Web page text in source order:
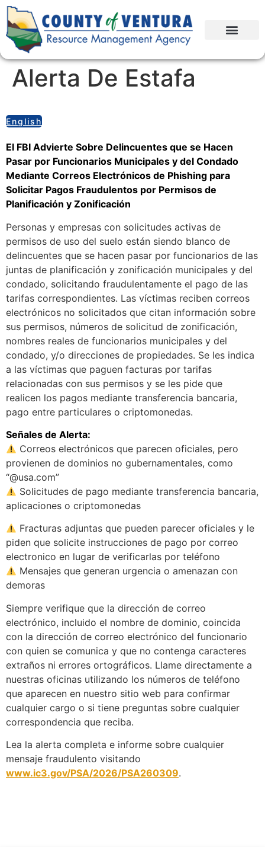
Alerta De Estafa
English
El FBI Advierte Sobre Delincuentes que se Hacen
Pasar por Funcionarios Municipales y del Condado
Mediante Correos Electrónicos de Phishing para
Solicitar Pagos Fraudulentos por Permisos de
Planificación y Zonificación
Personas y empresas con solicitudes activas de
permisos de uso del suelo están siendo blanco de
delincuentes que se hacen pasar por funcionarios de las
juntas de planificación y zonificación municipales y del
condado, solicitando fraudulentamente el pago de las
tarifas correspondientes. Las víctimas reciben correos
electrónicos no solicitados que citan información sobre
sus permisos, números de solicitud de zonificación,
nombres reales de funcionarios municipales y del
condado, y/o direcciones de propiedades. Se les indica
a las víctimas que paguen facturas por tarifas
relacionadas con sus permisos y se les pide que
realicen los pagos mediante transferencia bancaria,
pago entre particulares o criptomonedas.
Señales de Alerta:
Correos electrónicos que parecen oficiales, pero
provienen de dominios no gubernamentales, como
“@usa.com”
Solicitudes de pago mediante transferencia bancaria,
aplicaciones o criptomonedas
Fracturas adjuntas que pueden parecer oficiales y le
piden que solicite instrucciones de pago por correo
electronico en lugar de verificarlas por teléfono
Mensajes que generan urgencia o amenazan con
demoras
Siempre verifique que la dirección de correo
electrónico, incluido el nombre de dominio, coincida
con la dirección de correo electrónico del funcionario
con quien se comunica y que no contenga caracteres
extraños ni errores ortográficos. Llame directamente a
nuestras oficinas utilizando los números de teléfono
que aparecen en nuestro sitio web para confirmar
cualquier cargo o si tiene preguntas sobre cualquier
correspondencia que reciba.
Lea la alerta completa e informe sobre cualquier
mensaje fraudulento visitando
www.ic3.gov/PSA/2026/PSA260309.